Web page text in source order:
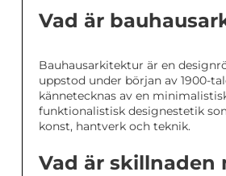
Vad är
Bauhausarkitektur är en
uppstod under början av 1900-
kännetecknas av en
funktionalistisk designestetik
konst, hantverk och teknik.
Vad är skillnaden